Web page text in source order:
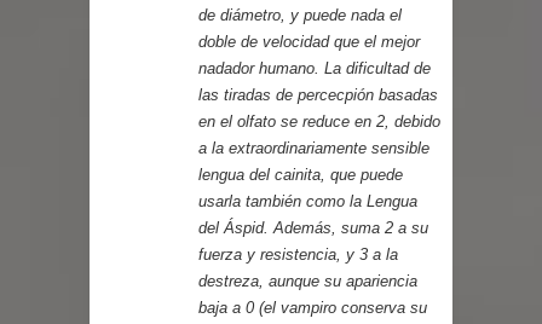
de diámetro, y puede nada el
doble de velocidad que el mejor
nadador humano. La dificultad de
las tiradas de percecpión basadas
en el olfato se reduce en 2, debido
a la extraordinariamente sensible
lengua del cainita, que puede
usarla también como la Lengua
del Áspid. Además, suma 2 a su
fuerza y resistencia, y 3 a la
destreza, aunque su apariencia
baja a 0 (el vampiro conserva su